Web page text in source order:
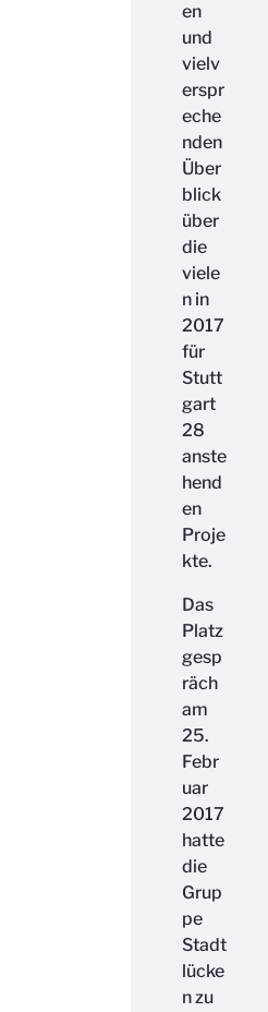
en
und
vielv
erspr
eche
nden
Über
blick
über
die
viele
n in
2017
für
Stutt
gart
28
anste
hend
en
Proje
kte.
Das
Platz
gesp
räch
am
25.
Febr
uar
2017
hatte
die
Grup
pe
Stadt
lücke
n zu